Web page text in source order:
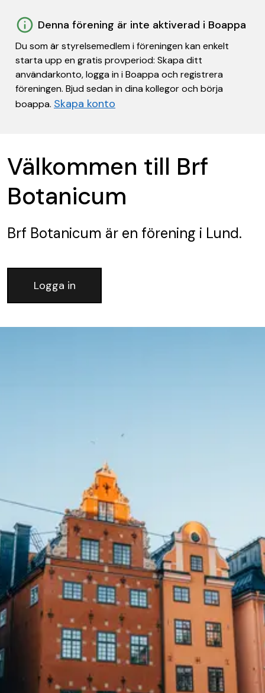
Denna förening är inte aktiverad i Boappa
Du som är styrelsemedlem i föreningen kan enkelt
starta upp en gratis provperiod: Skapa ditt
användarkonto, logga in i Boappa och registrera
föreningen. Bjud sedan in dina kollegor och börja
boappa. Skapa konto
Välkommen till Brf
Botanicum
Brf Botanicum är en förening i Lund.
Logga in